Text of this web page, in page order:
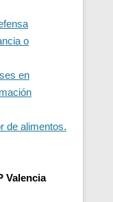
o
en
de alimentos.
Valencia